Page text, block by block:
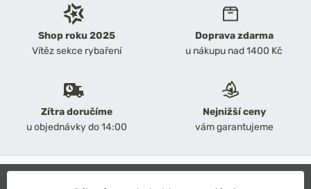
Shop roku 2025
Vítěz sekce rybaření
Doprava zdarma
u nákupu nad 1400 Kč
Zítra doručíme
u objednávky do 14:00
Nejnižší ceny
vám garantujeme